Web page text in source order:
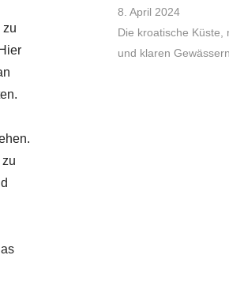
zu
8. April 2024
Die kroatische
und klaren